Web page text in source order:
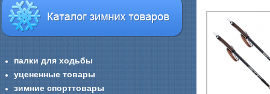
палки для ходьбы
уцененные товары
зимние спорттовары